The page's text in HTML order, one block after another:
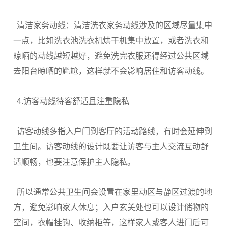
清洁家务动线：清洁洗衣家务动线涉及的区域尽量集中
一点，比如洗衣池洗衣机烘干机集中放置，或者洗衣和
晾晒的动线越短越好，避免洗完衣服还得经过公共区域
去阳台晾晒的尴尬，这样就不会影响居住和访客动线。
4.访客动线待客舒适且注重隐私
访客动线多指入户门到客厅的活动路线，有时会延伸到
卫生间。访客动线的设计既要让访客与主人交流互动舒
适顺畅，也要注意保护主人隐私。
所以通常公共卫生间会设置在家里动区与静区过渡的地
方，避免影响家人休息；入户玄关处也可以设计储物的
空间，衣帽挂钩、收纳柜等，这样家人或客人进门后可